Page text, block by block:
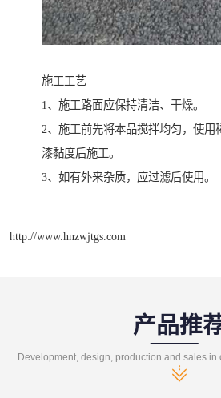
施工工艺
1、施工路面应保持清洁、干燥。
2、施工前先将本品搅拌均匀，使用
漆黏度后施工。
3、如有外来杂质，应过滤后使用。
http://www.hnzwjtgs.com
产品推